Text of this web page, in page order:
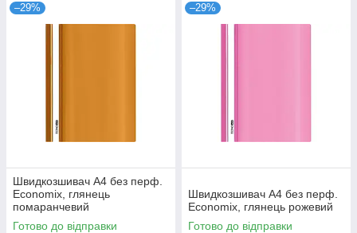
–29%
Швидкозшивач А4 без перф.
Economix, глянець
помаранчевий
Готово до відправки
–29%
Швидкозшивач А4 без перф.
Economix, глянець рожевий
Готово до відправки